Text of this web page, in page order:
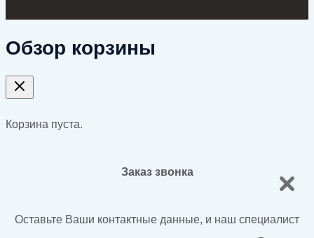
Обзор корзины
Корзина пуста.
Заказ звонка
Оставьте Ваши контактные данные, и наш специалист